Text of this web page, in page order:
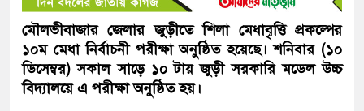
মৌলভীবাজার জেলার জুড়ীতে শিলা মেধাবৃত্তি প্রকল্পের
১০ম মেধা নির্বাচনী পরীক্ষা অনুষ্ঠিত হয়েছে। শনিবার (১০
ডিসেম্বর) সকাল সাড়ে ১০ টায় জুড়ী সরকারি মডেল উচ্চ
বিদ্যালয়ে এ পরীক্ষা অনুষ্ঠিত হয়।